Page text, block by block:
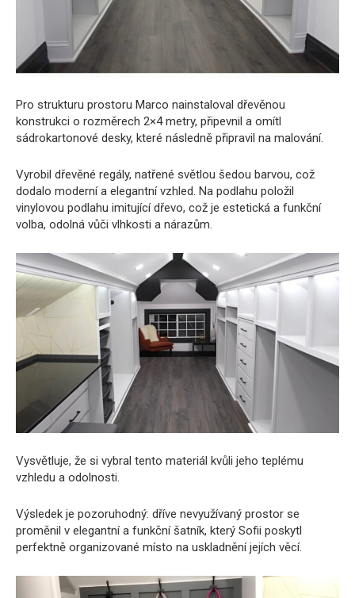
Pro strukturu prostoru Marco nainstaloval dřevěnou
konstrukci o rozměrech 2×4 metry, připevnil a omítl
sádrokartonové desky, které následně připravil na malování.
Vyrobil dřevěné regály, natřené světlou šedou barvou, což
dodalo moderní a elegantní vzhled. Na podlahu položil
vinylovou podlahu imitující dřevo, což je estetická a funkční
volba, odolná vůči vlhkosti a nárazům.
Vysvětluje, že si vybral tento materiál kvůli jeho teplému
vzhledu a odolnosti.
Výsledek je pozoruhodný: dříve nevyužívaný prostor se
proměnil v elegantní a funkční šatník, který Sofii poskytl
perfektně organizované místo na uskladnění jejích věcí.